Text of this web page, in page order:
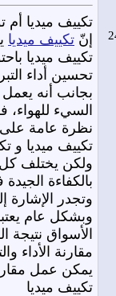
تكييف ميديا أم
إنّ تكييف ميديا
تكييف ميديا
تحسين أداء
بجانب أنه
السيء للهواء،
نظرة عامة على
تكييف ميديا و
ولكن يختلف كل
بالكفاءة
وتجدر الإشارة
وبشكل عام
الأسواق نتيجة
مقارنة الأداء
يمكن عمل
تكييف ميديا